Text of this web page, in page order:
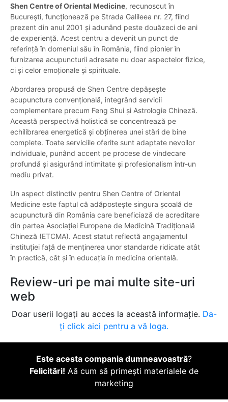
Shen Centre of Oriental Medicine, recunoscut în
București, funcționează pe Strada Galileea nr. 27, fiind
prezent din anul 2001 și adunând peste douăzeci de ani
de experiență. Acest centru a devenit un punct de
referință în domeniul său în România, fiind pionier în
furnizarea acupuncturii adresate nu doar aspectelor fizice,
ci și celor emoționale și spirituale.
Abordarea propusă de Shen Centre depășește
acupunctura convențională, integrând servicii
complementare precum Feng Shui și Astrologie Chineză.
Această perspectivă holistică se concentrează pe
echilibrarea energetică și obținerea unei stări de bine
complete. Toate serviciile oferite sunt adaptate nevoilor
individuale, punând accent pe procese de vindecare
profundă și asigurând intimitate și profesionalism într-un
mediu privat.
Un aspect distinctiv pentru Shen Centre of Oriental
Medicine este faptul că adăpostește singura școală de
acupunctură din România care beneficiază de acreditare
din partea Asociației Europene de Medicină Tradițională
Chineză (ETCMA). Acest statut reflectă angajamentul
instituției față de menținerea unor standarde ridicate atât
în practică, cât și în educația în medicina orientală.
Review-uri pe mai multe site-uri
web
Doar userii logați au acces la această informație. Da-
ți click aici pentru a vă loga.
Este acesta compania dumneavoastră?
Felicitări! Aă cum să primești materialele de
marketing